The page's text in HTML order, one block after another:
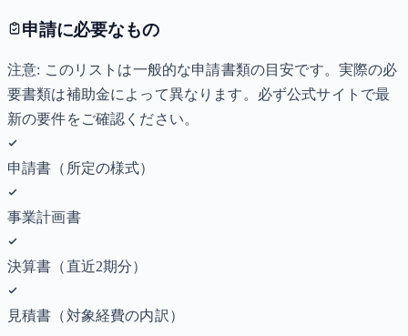
申請に必要なもの
注意: このリストは一般的な申請書類の目安です。実際の必
要書類は補助金によって異なります。必ず公式サイトで最
新の要件をご確認ください。
申請書（所定の様式）
事業計画書
決算書（直近2期分）
見積書（対象経費の内訳）